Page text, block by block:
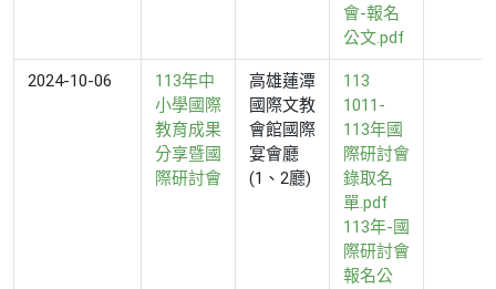
會-報名
公文.pdf
2024-10-06
113年中
小學國際
教育成果
分享暨國
際研討會
高雄蓮潭
國際文教
會館國際
宴會廳
(1、2廳)
113
1011-
113年國
際研討會
錄取名
單.pdf
113年-國
際研討會
報名公